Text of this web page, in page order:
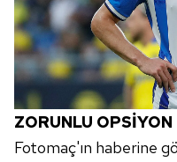
ZORUNLU OPSİYON
Fotomaç'ın haberine